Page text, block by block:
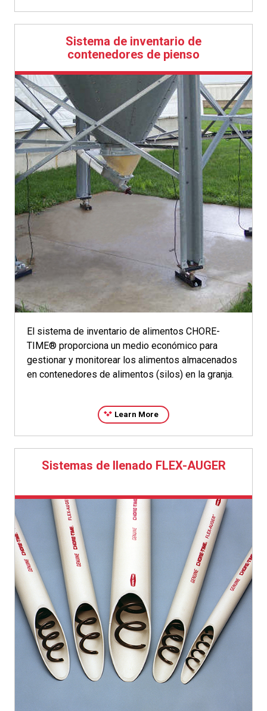
Sistema de inventario de
contenedores de pienso
El sistema de inventario de alimentos CHORE-
TIME® proporciona un medio económico para
gestionar y monitorear los alimentos almacenados
en contenedores de alimentos (silos) en la granja.
Learn More
Sistemas de llenado FLEX-AUGER